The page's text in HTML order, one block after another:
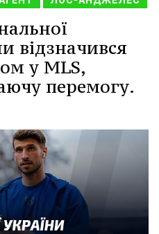
відзначився
у MLS,
перемогу.